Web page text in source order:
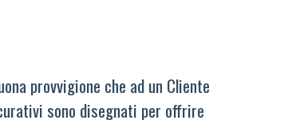
provvigione che ad un Cliente
sono disegnati per offrire